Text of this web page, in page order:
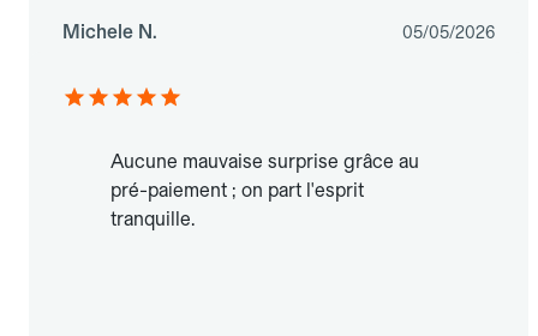
Michele N. 05/05/2026
Aucune mauvaise surprise grâce au
pré-paiement ; on part l'esprit
tranquille.